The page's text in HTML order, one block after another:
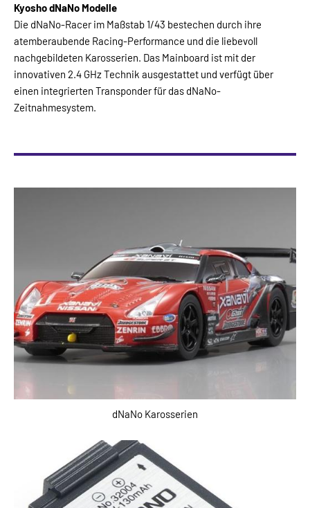
Kyosho dNaNo Modelle
Die dNaNo-Racer im Maßstab 1/43 bestechen durch ihre
atemberaubende Racing-Performance und die liebevoll
nachgebildeten Karosserien. Das Mainboard ist mit der
innovativen 2.4 GHz Technik ausgestattet und verfügt über
einen integrierten Transponder für das dNaNo-
Zeitnahmesystem.
dNaNo Karosserien